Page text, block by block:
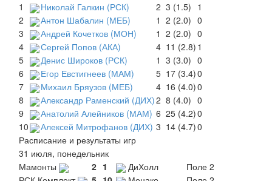
1
Николай Галкин (РСК) 2 3 (1.5) 1
2
Антон Шабалин (МЕБ) 1 2 (2.0) 0
3
Андрей Кочетков (МОН) 1 2 (2.0) 0
4
Сергей Попов (АКА) 4 11 (2.8) 1
5
Денис Широков (РСК) 1 3 (3.0) 0
6
Егор Евстигнеев (МАМ) 5 17 (3.4)0
7
Михаил Бряузов (МЕБ) 4 16 (4.0)0
8
Александр Раменский (ДИХ)2 8 (4.0) 0
9
Анатолий Алейников (МАМ) 6 25 (4.2)0
10
Алексей Митрофанов (ДИХ) 3 14 (4.7)0
Расписание и результаты игр
31 июля, понедельник
Мамонты
2 1 ДиХолл
Поле 2